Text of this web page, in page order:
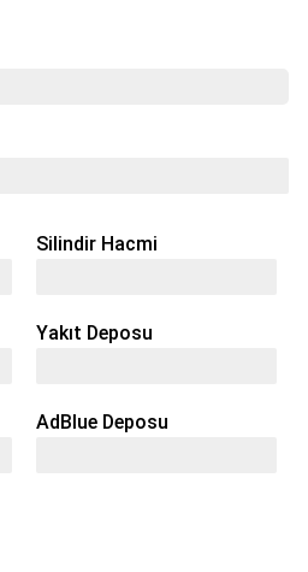
Silindir Hacmi
Yakıt Deposu
AdBlue Deposu